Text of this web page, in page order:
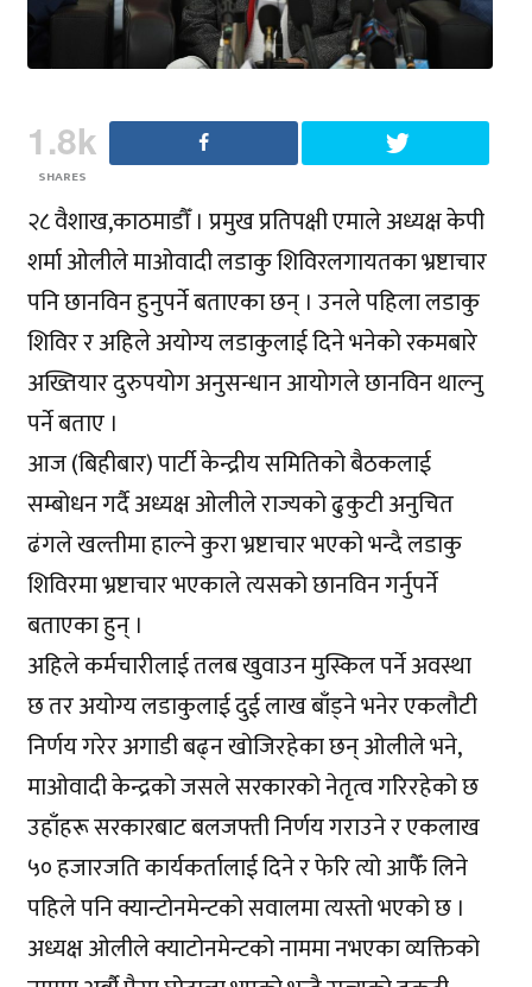
1.8k
SHARES
२८ वैशाख,काठमाडौँ । प्रमुख प्रतिपक्षी एमाले अध्यक्ष केपी
शर्मा ओलीले माओवादी लडाकु शिविरलगायतका भ्रष्टाचार
पनि छानविन हुनुपर्ने बताएका छन् । उनले पहिला लडाकु
शिविर र अहिले अयोग्य लडाकुलाई दिने भनेको रकमबारे
अख्तियार दुरुपयोग अनुसन्धान आयोगले छानविन थाल्नु
पर्ने बताए ।
आज (बिहीबार) पार्टी केन्द्रीय समितिको बैठकलाई
सम्बोधन गर्दै अध्यक्ष ओलीले राज्यको ढुकुटी अनुचित
ढंगले खल्तीमा हाल्ने कुरा भ्रष्टाचार भएको भन्दै लडाकु
शिविरमा भ्रष्टाचार भएकाले त्यसको छानविन गर्नुपर्ने
बताएका हुन् ।
अहिले कर्मचारीलाई तलब खुवाउन मुस्किल पर्ने अवस्था
छ तर अयोग्य लडाकुलाई दुई लाख बाँड्ने भनेर एकलौटी
निर्णय गरेर अगाडी बढ्न खोजिरहेका छन् ओलीले भने,
माओवादी केन्द्रको जसले सरकारको नेतृत्व गरिरहेको छ
उहाँहरू सरकारबाट बलजफ्ती निर्णय गराउने र एकलाख
५० हजारजति कार्यकर्तालाई दिने र फेरि त्यो आफैँ लिने
पहिले पनि क्यान्टोनमेन्टको सवालमा त्यस्तो भएको छ ।
अध्यक्ष ओलीले क्याटोनमेन्टको नाममा नभएका व्यक्तिको